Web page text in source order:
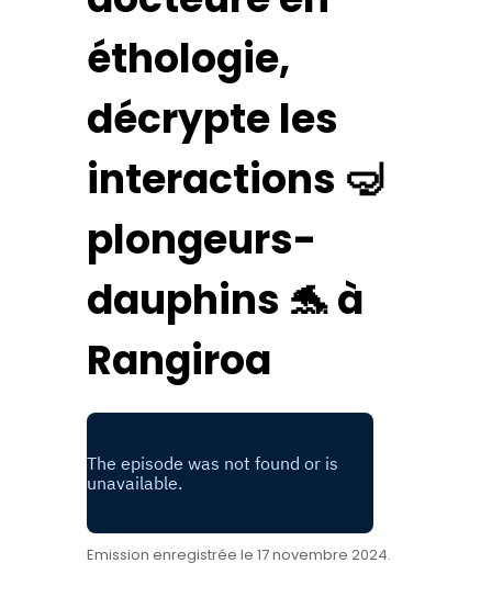
éthologie,
décrypte les
interactions 🤿
plongeurs-
dauphins 🐬 à
Rangiroa
Emission enregistrée le 17 novembre 2024.